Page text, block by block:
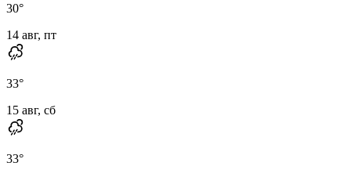
30°
14 авг, пт
33°
15 авг, сб
33°